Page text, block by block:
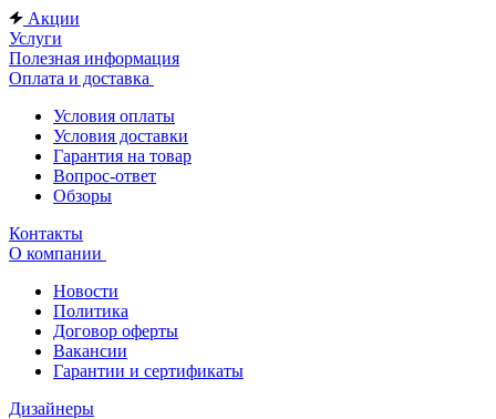
Акции
Услуги
Полезная информация
Оплата и доставка
Условия оплаты
Условия доставки
Гарантия на товар
Вопрос-ответ
Обзоры
Контакты
О компании
Новости
Политика
Договор оферты
Вакансии
Гарантии и сертификаты
Дизайнеры